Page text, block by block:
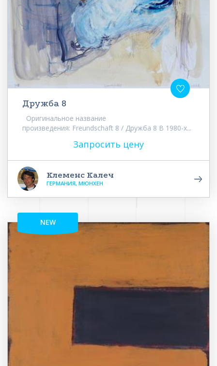
Дружба 8
Оригинальное название
произведения: Freundschaft 8 / Дружба 8 В 1980-х...
Запросить цену
Клеменс Калеч
ГЕРМАНИЯ, МЮНХЕН
NEW